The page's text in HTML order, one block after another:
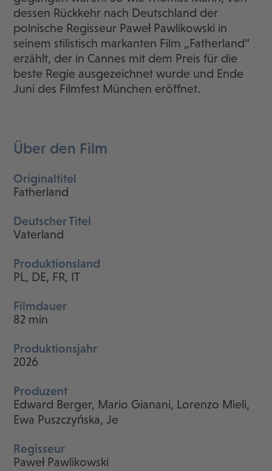
dessen Rückkehr nach Deutschland der
polnische Regisseur Paweł Pawlikowski in
seinem stilistisch markanten Film „Fatherland“
erzählt, der in Cannes mit dem Preis für die
beste Regie ausgezeichnet wurde und Ende
Juni des Filmfest München eröffnet.
Über den Film
Originaltitel
Fatherland
Deutscher Titel
Vaterland
Produktionsland
PL, DE, FR, IT
Filmdauer
82 min
Produktionsjahr
2026
Produzent
Edward Berger, Mario Gianani, Lorenzo Mieli,
Ewa Puszczyńska, Je
Regisseur
Paweł Pawlikowski